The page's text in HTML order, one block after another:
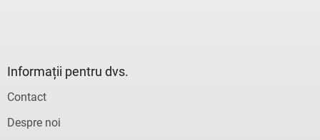
Informații pentru dvs.
Contact
Despre noi